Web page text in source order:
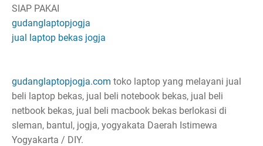
SIAP PAKAI
gudanglaptopjogja
jual laptop bekas jogja
gudanglaptopjogja.com toko laptop yang melayani jual
beli laptop bekas, jual beli notebook bekas, jual beli
netbook bekas, jual beli macbook bekas berlokasi di
sleman, bantul, jogja, yogyakata Daerah Istimewa
Yogyakarta / DIY.